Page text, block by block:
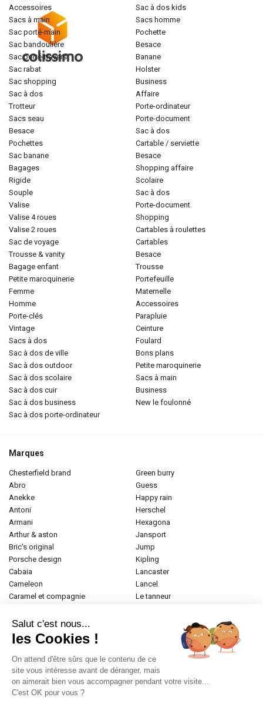
accessoires
sacs à main
sac porté-main
sac bandoulière
sac porté-travers
sac rabat
sac shopping
sac à dos
trotteur
sacs seau
besace
pochettes
sac banane
bagages
rigide
souple
valise
valise 4 roues
valise 2 roues
sac de voyage
trousse & vanity
bagage enfant
petite maroquinerie
femme
homme
porte-clés
vintage
sacs à dos
sac à dos de ville
sac à dos outdoor
sac à dos scolaire
sac à dos cuir
sac à dos business
sac à dos porte-ordinateur
sac à dos kids
sacs homme
pochette
besace
banane
holster
business
affaire
porte-ordinateur
porte-document
sac à dos
cartable / serviette
besace
shopping affaire
scolaire
sac à dos
porte-document
shopping
cartables à roulettes
cartables
besace
trousse
portefeuille
maternelle
accessoires
parapluie
ceinture
foulard
bons plans
petite maroquinerie
sacs à main
business
new le foulonné
Marques
chesterfield brand
abro
anekke
antoni
armani
arthur & aston
bric's original
porsche design
cabaia
cameleon
caramel et compagnie
donna celi
eastpak
elite
emily & noah
esprit
etrier
fabrizio
green burry
guess
happy rain
herschel
hexagona
jansport
jump
kipling
lancaster
lancel
le tanneur
paul marius
samsonite
tamaris
Salut c'est nous...
les Cookies !
On attend d'être sûrs que le contenu de ce
site vous intéresse avant de déranger, mais
on aimerait bien vous accompagner pendant votre visite...
C'est OK pour vous ?